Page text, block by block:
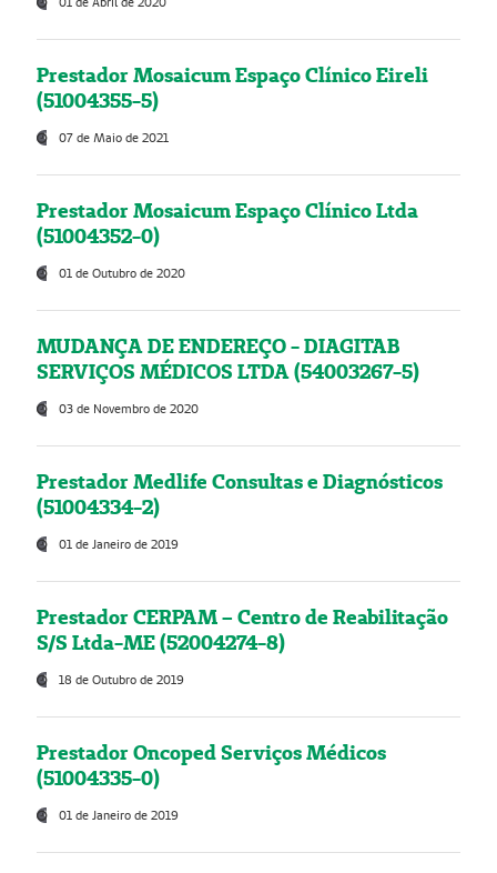
Prestador Mosaicum Espaço Clínico Eireli
(51004355-5)
07 de Maio de 2021
Prestador Mosaicum Espaço Clínico Ltda
(51004352-0)
01 de Outubro de 2020
MUDANÇA DE ENDEREÇO - DIAGITAB
SERVIÇOS MÉDICOS LTDA (54003267-5)
03 de Novembro de 2020
Prestador Medlife Consultas e Diagnósticos
(51004334-2)
01 de Janeiro de 2019
Prestador CERPAM – Centro de Reabilitação
S/S Ltda-ME (52004274-8)
18 de Outubro de 2019
Prestador Oncoped Serviços Médicos
(51004335-0)
01 de Janeiro de 2019